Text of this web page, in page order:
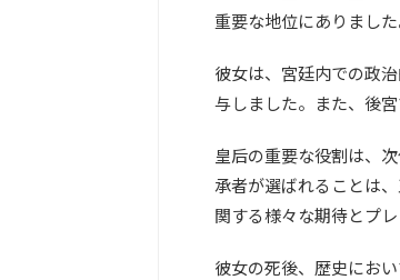
重要な地位にありました
彼女は、宮廷内での政
与しました。また、後
皇后の重要な役割は、
承者が選ばれることは
関する様々な期待とプ
彼女の死後、歴史にお